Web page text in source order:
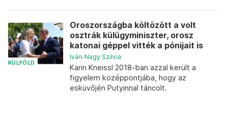
KÜLFÖLD
Oroszországba költözött a volt
osztrák külügyminiszter, orosz
katonai géppel vitték a pónijait is
Iván-Nagy Szilvia
Karin Kneissl 2018-ban azzal került a
figyelem középpontjába, hogy az
esküvőjén Putyinnal táncolt.